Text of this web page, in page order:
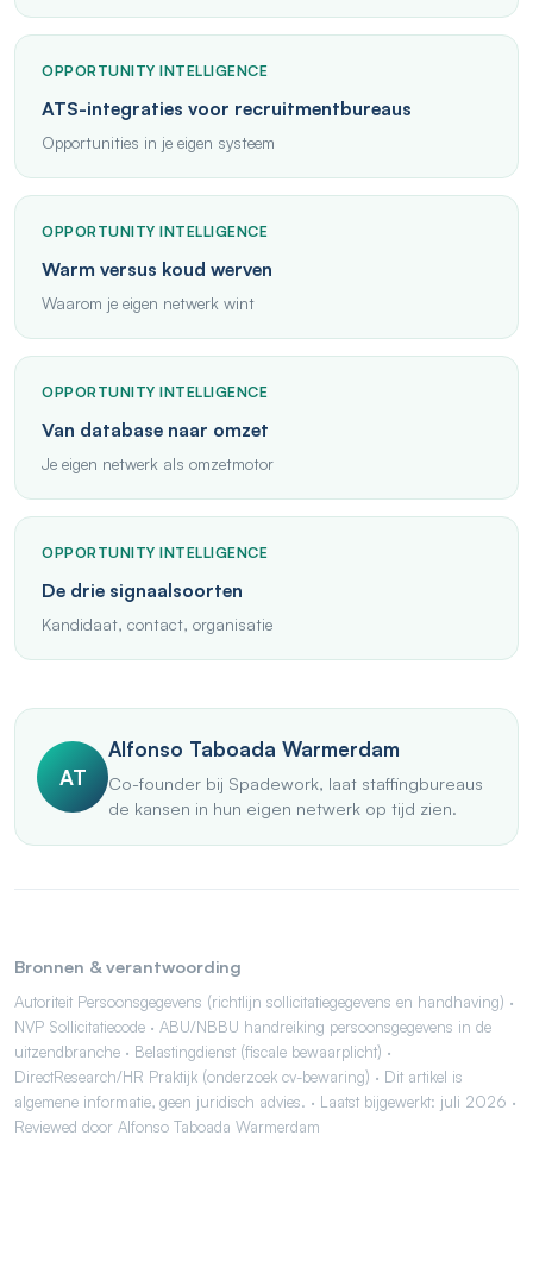
OPPORTUNITY INTELLIGENCE
ATS-integraties voor recruitmentbureaus
Opportunities in je eigen systeem
OPPORTUNITY INTELLIGENCE
Warm versus koud werven
Waarom je eigen netwerk wint
OPPORTUNITY INTELLIGENCE
Van database naar omzet
Je eigen netwerk als omzetmotor
OPPORTUNITY INTELLIGENCE
De drie signaalsoorten
Kandidaat, contact, organisatie
AT
Alfonso Taboada Warmerdam
Co-founder bij Spadework, laat staffingbureaus
de kansen in hun eigen netwerk op tijd zien.
Bronnen & verantwoording
Autoriteit Persoonsgegevens (richtlijn sollicitatiegegevens en handhaving) ·
NVP Sollicitatiecode · ABU/NBBU handreiking persoonsgegevens in de
uitzendbranche · Belastingdienst (fiscale bewaarplicht) ·
DirectResearch/HR Praktijk (onderzoek cv-bewaring) · Dit artikel is
algemene informatie, geen juridisch advies. · Laatst bijgewerkt: juli 2026 ·
Reviewed door Alfonso Taboada Warmerdam